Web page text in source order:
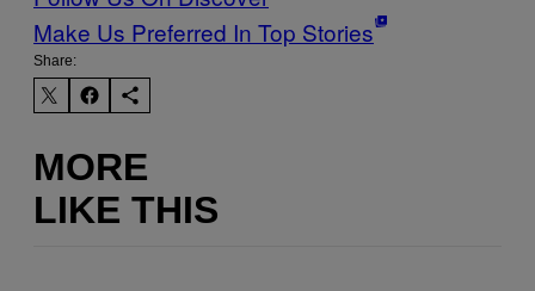
Make Us Preferred In Top Stories
Share:
MORE
LIKE THIS